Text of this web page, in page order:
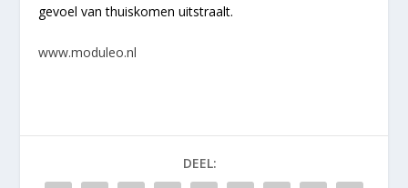
gevoel van thuiskomen uitstraalt.
www.moduleo.nl
DEEL: